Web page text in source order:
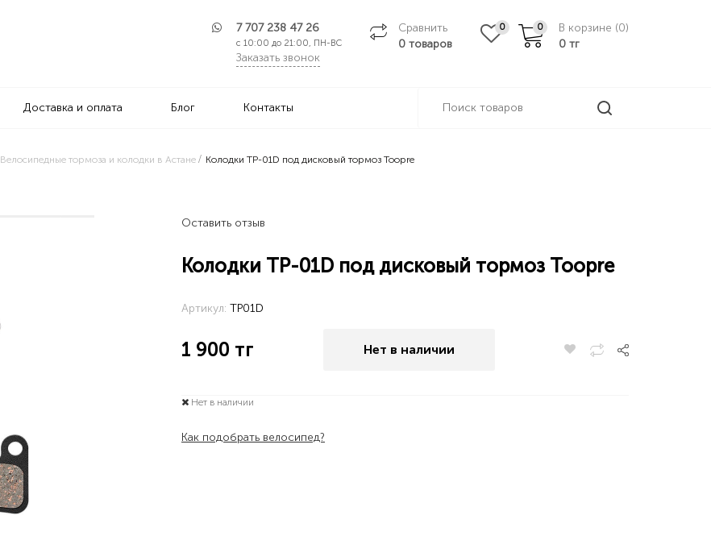
7 707 238 47 26
с 10:00 до 21:00, ПН-ВС
Заказать звонок
Сравнить
0 товаров
0 0 В корзине (0)
0 тг
Доставка и оплата Блог Контакты
Велосипедные тормоза и колодки в Астане Колодки TP-01D под дисковый тормоз Toopre
Оставить отзыв
Колодки TP-01D под дисковый тормоз Toopre
Артикул: TP01D
1 900 тг Нет в наличии
Нет в наличии
Как подобрать велосипед?